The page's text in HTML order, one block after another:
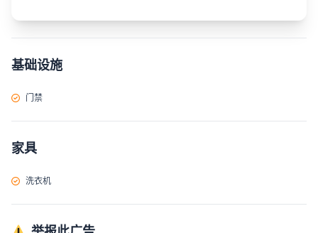
基础设施
门禁
家具
洗衣机